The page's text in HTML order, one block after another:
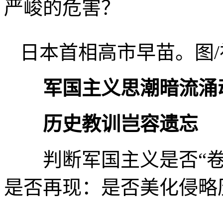
严峻的危害？
日本首相高市早苗。图
军国主义思潮暗流涌
历史教训岂容遗忘
判断军国主义是否“卷
是否再现：是否美化侵